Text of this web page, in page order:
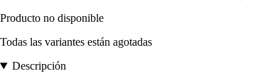
Producto no disponible
Todas las variantes están agotadas
Descripción